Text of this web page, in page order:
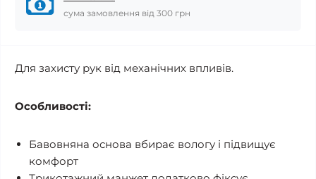
сума замовлення від 300 грн
Для захисту рук від механічних впливів.
Особливості:
Бавовняна основа вбирає вологу і підвищує
комфорт